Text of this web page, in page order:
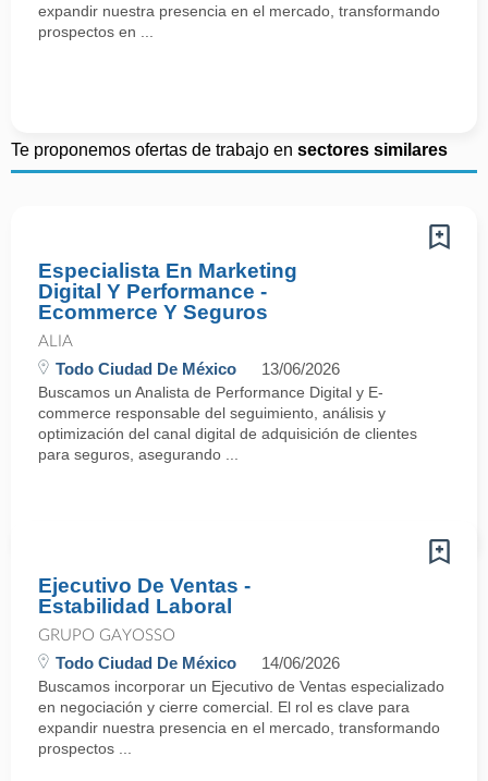
expandir nuestra presencia en el mercado, transformando
prospectos en ...
Te proponemos ofertas de trabajo en sectores similares
Especialista En Marketing
Digital Y Performance -
Ecommerce Y Seguros
ALIA
Todo Ciudad De México 13/06/2026
Buscamos un Analista de Performance Digital y E-
commerce responsable del seguimiento, análisis y
optimización del canal digital de adquisición de clientes
para seguros, asegurando ...
Ejecutivo De Ventas -
Estabilidad Laboral
GRUPO GAYOSSO
Todo Ciudad De México 14/06/2026
Buscamos incorporar un Ejecutivo de Ventas especializado
en negociación y cierre comercial. El rol es clave para
expandir nuestra presencia en el mercado, transformando
prospectos ...